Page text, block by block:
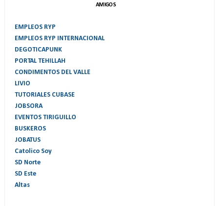
AMIGOS
EMPLEOS RYP
EMPLEOS RYP INTERNACIONAL
DEGOTICAPUNK
PORTAL TEHILLAH
CONDIMENTOS DEL VALLE
LIVIO
TUTORIALES CUBASE
JOBSORA
EVENTOS TIRIGUILLO
BUSKEROS
JOBATUS
Catolico Soy
SD Norte
SD Este
Altas